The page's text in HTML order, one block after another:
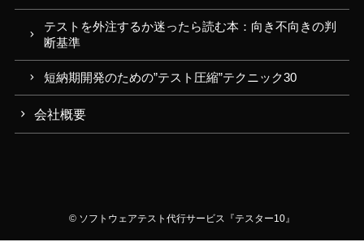
テストを外注するか迷ったら読む本：向き不向きの判
断基準
短納期開発のための”テスト圧縮”テクニック30
会社概要
© ソフトウェアテスト代行サービス『テスター10』